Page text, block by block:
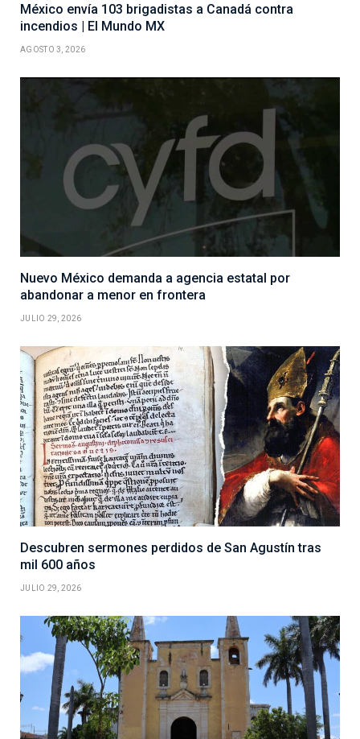
México envía 103 brigadistas a Canadá contra
incendios | El Mundo MX
AGOSTO 3, 2026
Nuevo México demanda a agencia estatal por
abandonar a menor en frontera
JULIO 29, 2026
Descubren sermones perdidos de San Agustín tras
mil 600 años
JULIO 29, 2026